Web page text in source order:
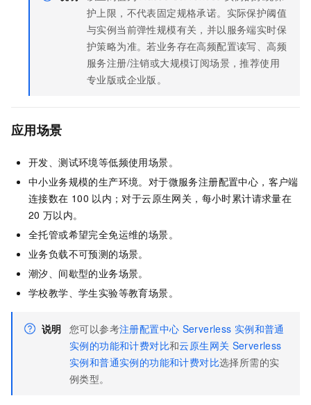
护上限，不代表固定规格承诺。实际保护阈值
与实例当前弹性规模有关，并以服务端实时保
护策略为准。若业务存在高频配置读写、高频
服务注册/注销或大规模订阅场景，推荐使用
专业版或企业版。
应用场景
开发、测试环境等低频使用场景。
中小业务规模的生产环境。对于微服务注册配置中心，客户端
连接数在 100 以内；对于云原生网关，每小时累计请求量在
20 万以内。
全托管或希望完全免运维的场景。
业务负载不可预测的场景。
潮汐、间歇型的业务场景。
学校教学、学生实验等教育场景。
说明 您可以参考注册配置中心 Serverless 实例和普通
实例的功能和计费对比和云原生网关 Serverless
实例和普通实例的功能和计费对比选择所需的实
例类型。